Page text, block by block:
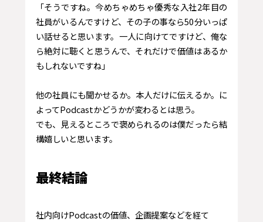
「そうですね。今めちゃめちゃ優秀な入社2年目の
社員がいるんですけど、その子の事なら50分いっぱ
い話せると思います。一人に向けてですけど、俺な
ら絶対に聴くと思うんで、それだけで価値はあるか
もしれないですね」
他の社員にも聞かせるか。本人だけに伝えるか。に
よってPodcastかどうかが変わるとは思う。
でも、見えるところで褒められるのは僕だったら結
構嬉しいと思います。
最終結論
社内向けPodcastの価値、企画提案などを経て